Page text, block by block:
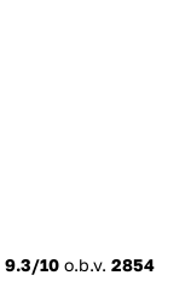
9.3/10 o.b.v. 2854